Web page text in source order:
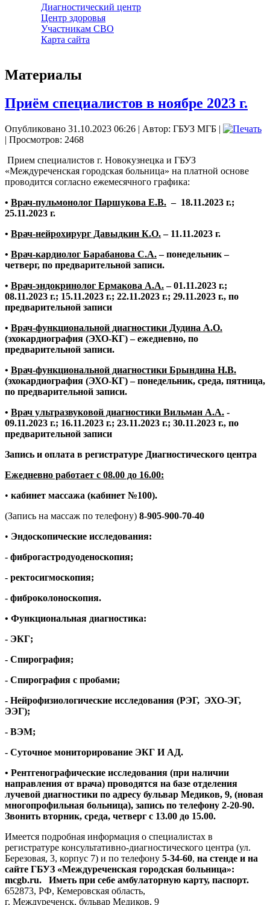
Диагностический центр
Центр здоровья
Участникам СВО
Карта сайта
Материалы
Приём специалистов в ноябре 2023 г.
Опубликовано 31.10.2023 06:26 | Автор: ГБУЗ МГБ |
| Просмотров: 2468
Прием специалистов г. Новокузнецка и ГБУЗ
«Междуреченская городская больница» на платной основе
проводится согласно ежемесячного графика:
• Врач-пульмонолог Паршукова Е.В. – 18.11.2023 г.;
25.11.2023 г.
• Врач-нейрохирург Давыдкин К.О.– 11.11.2023 г.
• Врач-кардиолог Барабанова С.А.– понедельник –
четверг, по предварительной записи.
• Врач-эндокринолог Ермакова А.А.– 01.11.2023 г.;
08.11.2023 г.; 15.11.2023 г.; 22.11.2023 г.; 29.11.2023 г., по
предварительной записи
• Врач-функциональной диагностики Дудина А.О.
(эхокардиография (ЭХО-КГ) – ежедневно, по
предварительной записи.
• Врач-функциональной диагностики Брындина Н.В.
(эхокардиография (ЭХО-КГ) – понедельник, среда, пятница,
по предварительной записи.
• Врач ультразвуковой диагностики Вильман А.А. -
09.11.2023 г.; 16.11.2023 г.; 23.11.2023 г.; 30.11.2023 г., по
предварительной записи
Запись и оплата в регистратуре Диагностического центра
Ежедневно работает с 08.00 до 16.00:
• кабинет массажа (кабинет №100).
(Запись на массаж по телефону) 8-905-900-70-40
• Эндоскопические исследования:
- фиброгастродуоденоскопия;
- ректосигмоскопия;
- фиброколоноскопия.
• Функциональная диагностика:
- ЭКГ;
- Спирография;
- Спирография с пробами;
- Нейрофизиологические исследования (РЭГ, ЭХО-ЭГ,
ЭЭГ);
- ВЭМ;
- Суточное мониторирование ЭКГ И АД.
• Рентгенографические исследования (при наличии
направления от врача) проводятся на базе отделения
лучевой диагностики по адресу бульвар Медиков, 9, (новая
многопрофильная больница), запись по телефону 2-20-90.
Звонить вторник, среда, четверг с 13.00 до 15.00.
Имеется подробная информация о специалистах в
регистратуре консультативно-диагностического центра (ул.
Березовая, 3, корпус 7) и по телефону 5-34-60, на стенде и на
сайте ГБУЗ «Междуреченская городская больница»:
mcgb.ru. Иметь при себе амбулаторную карту, паспорт.
652873, РФ, Кемеровская область,
г. Междуреченск, бульвар Медиков, 9